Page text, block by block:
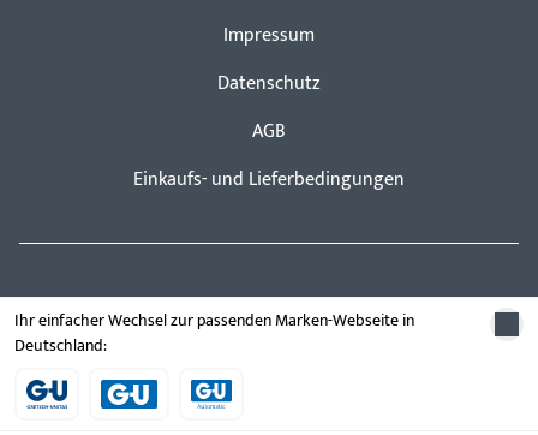
Ihr einfacher Wechsel zur passenden Marken-Webseite in
Deutschland:
Impressum
Datenschutz
AGB
Einkaufs- und Lieferbedingungen
Schnelleinstieg
Schließ- und Zutrittskontrollsysteme